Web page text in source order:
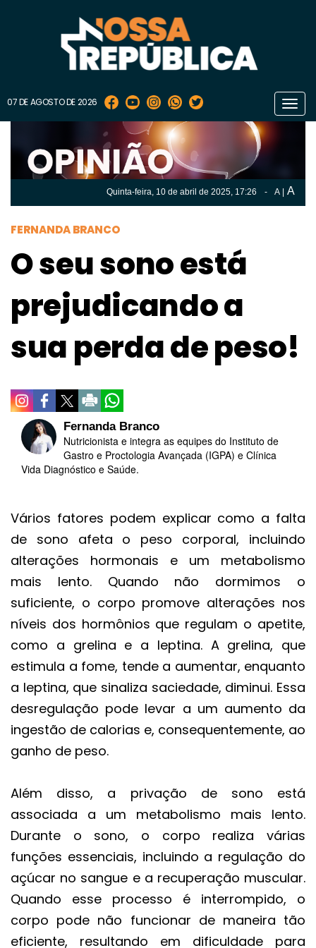
07 DE AGOSTO DE 2026
Quinta-feira, 10 de abril de 2025, 17:26 - A A
FERNANDA BRANCO
O seu sono está
prejudicando a
sua perda de peso!
Fernanda Branco
Nutricionista e integra as equipes do Instituto de
Gastro e Proctologia Avançada (IGPA) e Clínica
Vida Diagnóstico e Saúde.
Vários fatores podem explicar como a falta
de sono afeta o peso corporal, incluindo
alterações hormonais e um metabolismo
mais lento. Quando não dormimos o
suficiente, o corpo promove alterações nos
níveis dos hormônios que regulam o apetite,
como a grelina e a leptina. A grelina, que
estimula a fome, tende a aumentar, enquanto
a leptina, que sinaliza saciedade, diminui. Essa
desregulação pode levar a um aumento da
ingestão de calorias e, consequentemente, ao
ganho de peso.
Além disso, a privação de sono está
associada a um metabolismo mais lento.
Durante o sono, o corpo realiza várias
funções essenciais, incluindo a regulação do
açúcar no sangue e a recuperação muscular.
Quando esse processo é interrompido, o
corpo pode não funcionar de maneira tão
eficiente, resultando em dificuldade para